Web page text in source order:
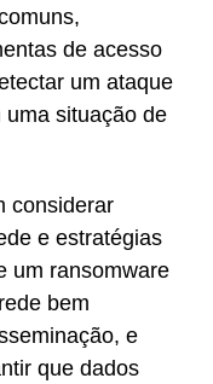
de acesso
um ataque
situação de
considerar
e estratégias
um ransomware
bem
e
que dados